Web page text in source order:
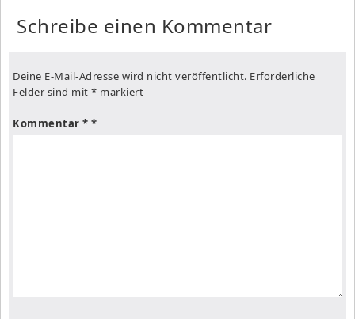
Schreibe einen Kommentar
Deine E-Mail-Adresse wird nicht veröffentlicht. Erforderliche
Felder sind mit * markiert
Kommentar *